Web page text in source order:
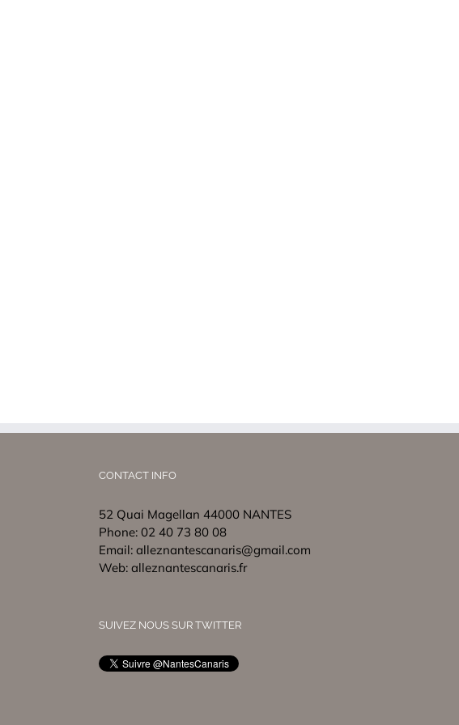
CONTACT INFO
52 Quai Magellan 44000 NANTES
Phone: 02 40 73 80 08
Email: alleznantescanaris@gmail.com
Web: alleznantescanaris.fr
SUIVEZ NOUS SUR TWITTER